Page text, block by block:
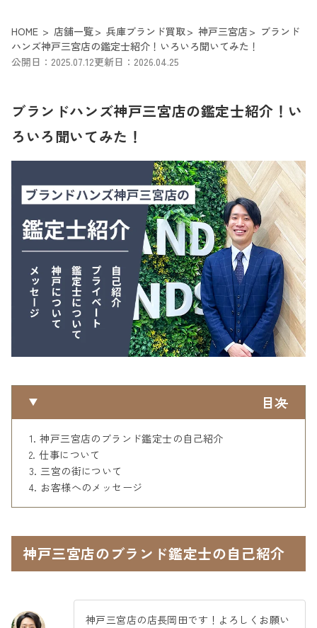
HOME 店舗一覧 兵庫ブランド買取 神戸三宮店
ブランド
ハンズ神戸三宮店の鑑定士紹介！いろいろ聞いてみた！
公開日：2025.07.12更新日：2026.04.25
ブランドハンズ神戸三宮店の鑑定士紹介！い
ろいろ聞いてみた！
目次
神戸三宮店のブランド鑑定士の自己紹介
仕事について
三宮の街について
お客様へのメッセージ
神戸三宮店のブランド鑑定士の自己紹介
神戸三宮店の店長岡田です！よろしくお願い